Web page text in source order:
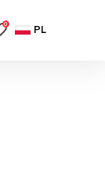
0 PL